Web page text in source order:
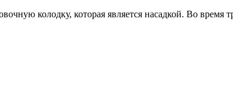
колодку, которая является насадкой. Во время